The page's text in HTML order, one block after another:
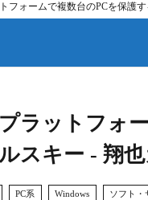
フォームで複数台のPCを保護
ラットフォ
スキー - 翔
PC系 Windows ソフト・